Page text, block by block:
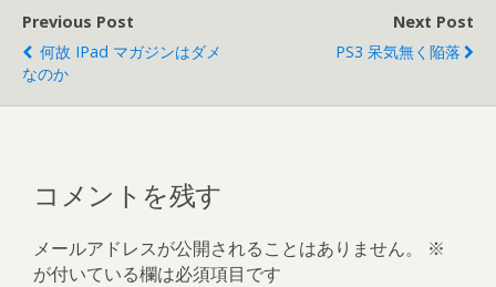
Previous Post
何故 IPad マガジンはダメ
なのか
Next Post
PS3 呆気無く陥落
コメントを残す
メールアドレスが公開されることはありません。
※
が付いている欄は必須項目です